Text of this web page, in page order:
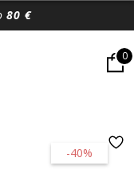
80 €
0
-40%